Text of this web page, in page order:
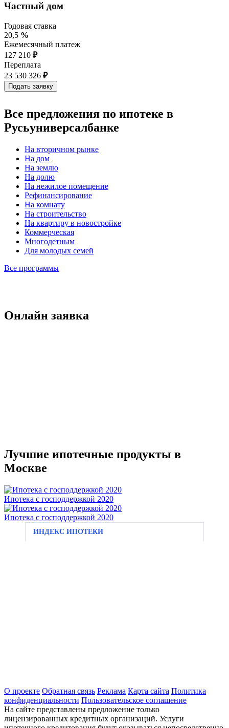
Частный дом
Годовая ставка
20,5 %
Ежемесячный платеж
127 210 ₽
Переплата
23 530 326 ₽
Все предложения по ипотеке в
Русьуниверсалбанке
На вторичном рынке
На дом
На землю
На долю
На нежилое помещение
Рефинансирование
На комнату
На строительство
На квартиру в новостройке
Коммерческая
Многодетным
Для молодых семей
Все программы
Онлайн заявка
Лучшие ипотечные продукты в
Москве
Ипотека с господдержкой 2020
Ипотека с господдержкой 2020
ИНДЕКС ИПОТЕКИ
О проекте Обратная связь Реклама Карта сайта Политика
конфиденциальности Пользовательское соглашение
На сайте представлены предложение только
лицензированных кредитных организаций. Услуги